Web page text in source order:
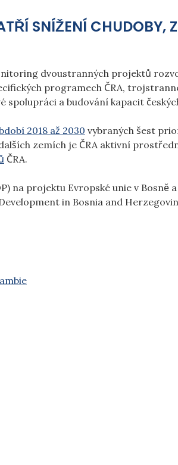
SNÍŽENÍ CHUDOBY,
dvoustranných projektů
programech ČRA,
a budování kapacit
2018 až 2030 vybraných šest
zemích je ČRA aktivní
ČRA.
na projektu Evropské unie v
in Bosnia and